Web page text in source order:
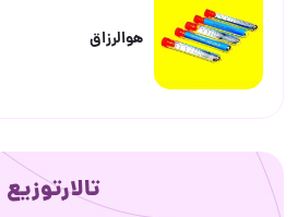
هوالرزاق
تالارتوزیع